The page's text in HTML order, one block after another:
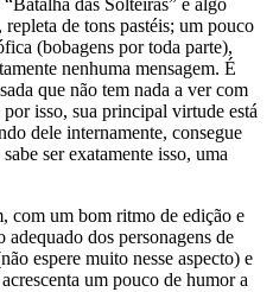
das Solteiras” é algo
repleta de tons pastéis; um pouco
(bobagens por toda parte),
nenhuma mensagem. É
que não tem nada a ver com
isso, sua principal virtude está
dele internamente, consegue
ser exatamente isso, uma
com um bom ritmo de edição e
dos personagens de
espere muito nesse aspecto) e
um pouco de humor a